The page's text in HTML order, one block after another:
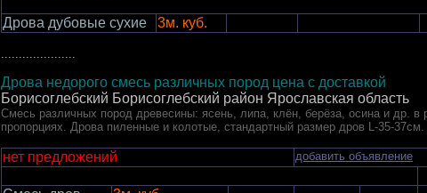
Дрова дубовые сухие 3м. куб.
Дрова недорого смесь различных пород цена с доставкой
Борисоглебский Борисоглебский район Ярославская область
Смесь различных пород древесины: ясень, липа, клён, берёза, осина и др. в
пропорциях. Дрова пиленные и колотые, стандартный размер дров L-35-37см.
нет предложений добавить объявление